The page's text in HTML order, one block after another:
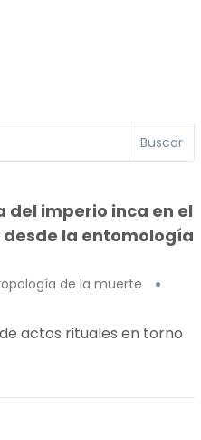
Buscar
imperio inca en el
la entomología
de la muerte
actos rituales en torno